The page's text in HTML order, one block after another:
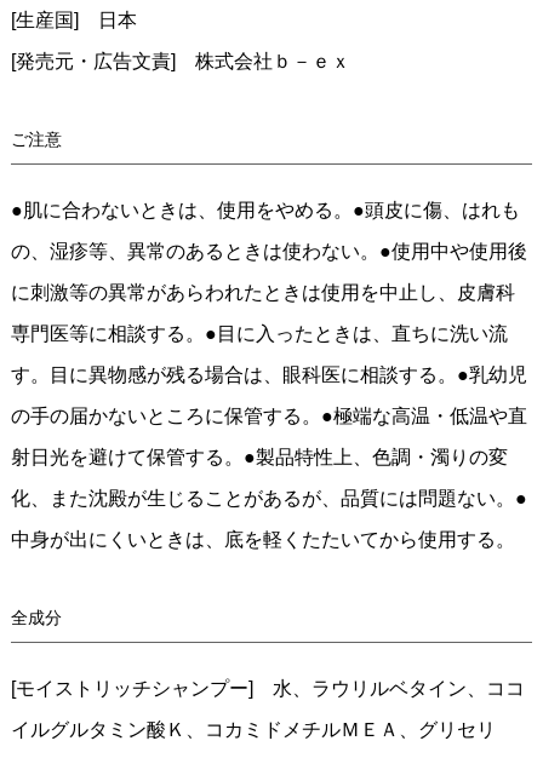
[生産国] 日本
[発売元・広告文責] 株式会社ｂ－ｅｘ
ご注意
●肌に合わないときは、使用をやめる。●頭皮に傷、はれも
の、湿疹等、異常のあるときは使わない。●使用中や使用後
に刺激等の異常があらわれたときは使用を中止し、皮膚科
専門医等に相談する。●目に入ったときは、直ちに洗い流
す。目に異物感が残る場合は、眼科医に相談する。●乳幼児
の手の届かないところに保管する。●極端な高温・低温や直
射日光を避けて保管する。●製品特性上、色調・濁りの変
化、また沈殿が生じることがあるが、品質には問題ない。●
中身が出にくいときは、底を軽くたたいてから使用する。
全成分
[モイストリッチシャンプー] 水、ラウリルベタイン、ココ
イルグルタミン酸Ｋ、コカミドメチルＭＥＡ、グリセリ